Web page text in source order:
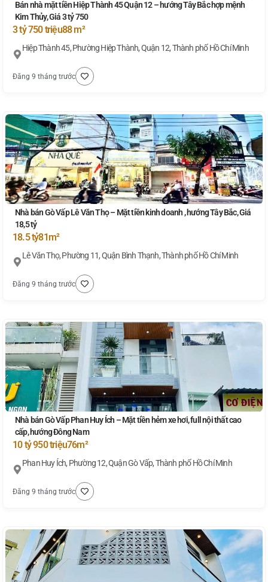
Bán nhà mặt tiền Hiệp Thành 45 Quận 12 – hướng Tây Bắc hợp mệnh
Kim Thủy, Giá 3 tỷ 750
3 tỷ 750 triệu88 m²
Hiệp Thành 45, Phường Hiệp Thành, Quận 12, Thành phố Hồ Chí Minh
Đăng 9 tháng trước
Nhà bán Gò Vấp Lê Văn Thọ – Mặt tiền kinh doanh , hướng Tây Bắc, Giá
18,5 tỷ
18.5 tỷ81m²
Lê Văn Thọ, Phường 11, Quận Bình Thạnh, Thành phố Hồ Chí Minh
Đăng 9 tháng trước
Nhà bán Gò Vấp Phan Huy Ích – Mặt tiền hẻm xe hơi, full nội thất cao
cấp, hướng Đông Nam
10 tỷ 950 triệu76m²
Phan Huy Ích, Phường 12, Quận Gò Vấp, Thành phố Hồ Chí Minh
Đăng 9 tháng trước